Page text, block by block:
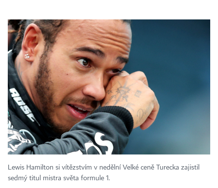
Lewis Hamilton si vítězstvím v nedělní Velké ceně Turecka zajistil
sedmý titul mistra světa formule 1.